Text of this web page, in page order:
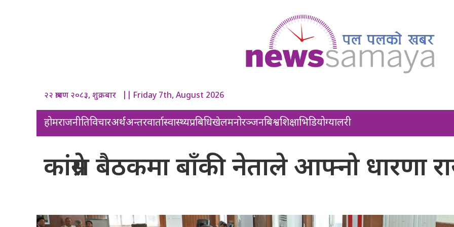
२२ श्रावण २०८३, शुक्रबार || Friday 7th, August 2026
होमराजनीतिविचारअर्थअन्तरवार्तास्वास्थ्यप्रबिधिखेलमनोरञ्जनबिश्वशिक्षाभिडियोग्यालरी
कांग्रेस बैठकमा बाँकी नेताले आफ्नो धारणा